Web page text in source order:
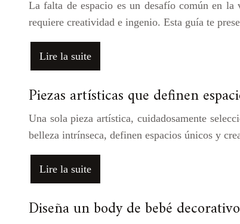
La falta de espacio es un desafío común en la
requiere creatividad e ingenio. Esta guía te
Lire la suite
Piezas artísticas que definen
Una sola pieza artística, cuidadosamente
belleza intrínseca, definen espacios únicos y
Lire la suite
Diseña un body de bebé